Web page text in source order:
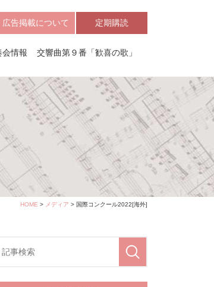
広告掲載について 定期購読
会情報 交響曲第９番「歓喜の歌」
HOME > メディア > 国際コンクール2022[海外]